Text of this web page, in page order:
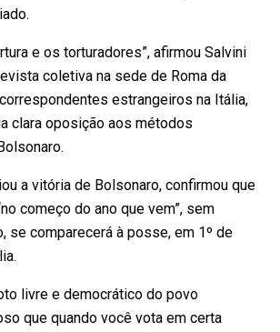
e os torturadores”, afirmou Salvini
coletiva na sede de Roma da
estrangeiros na Itália,
clara oposição aos métodos
a vitória de Bolsonaro, confirmou que
começo do ano que vem”, sem
se comparecerá à posse, em 1º de
livre e democrático do povo
que quando você vota em certa